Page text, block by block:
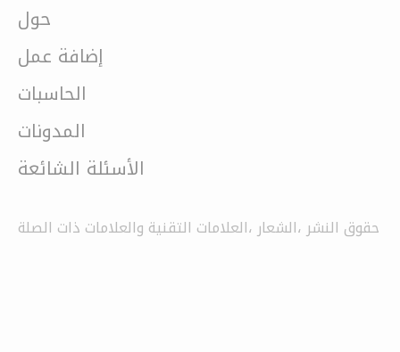
حول
إضافة عمل
الحاسبات
المدونات
الأسئلة الشائعة
حقوق النشر ،الشعار ،العلامات التقنية والعلامات ذات الصلة